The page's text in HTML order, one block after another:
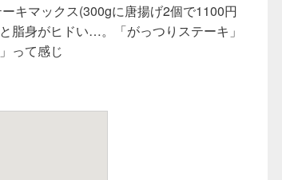
キマックス(300gに唐揚げ2個で1100円
脂身がヒドい…。「がっつりステーキ」
って感じ